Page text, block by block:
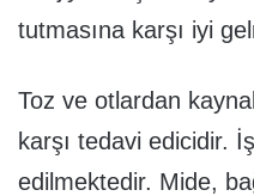
tutmasına karşı iyi
Toz ve otlardan
karşı tedavi edicidir.
edilmektedir. Mide,